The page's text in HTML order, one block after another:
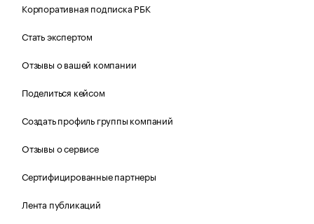
Корпоративная подписка РБК
Стать экспертом
Отзывы о вашей компании
Поделиться кейсом
Создать профиль группы компаний
Отзывы о сервисе
Сертифицированные партнеры
Лента публикаций